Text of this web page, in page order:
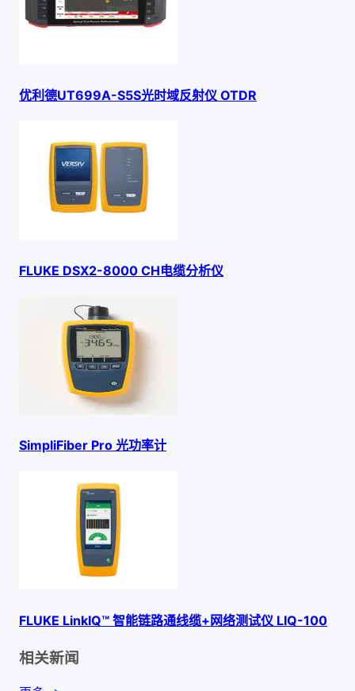
优利德UT699A-S5S光时域反射仪 OTDR
FLUKE DSX2-8000 CH电缆分析仪
SimpliFiber Pro 光功率计
FLUKE LinkIQ™ 智能链路通线缆+网络测试仪 LIQ-100
相关新闻